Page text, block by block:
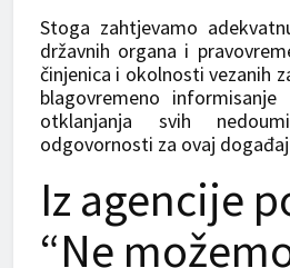
Stoga zahtjevamo
državnih organa i
činjenica i okolnosti vezanih
blagovremeno
otklanjanja svih
odgovornosti za ovaj
Iz agencije
“Ne